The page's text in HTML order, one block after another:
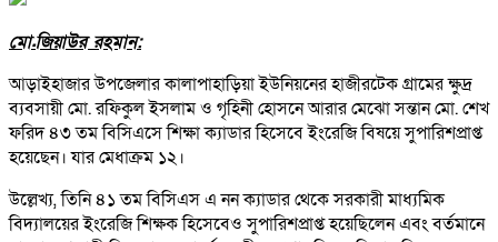
মো.জিয়াউর রহমান:
আড়াইহাজার উপজেলার কালাপাহাড়িয়া ইউনিয়নের হাজীরটেক গ্রামের ক্ষুদ্র
ব্যবসায়ী মো. রফিকুল ইসলাম ও গৃহিনী হোসনে আরার মেঝো সন্তান মো. শেখ
ফরিদ ৪৩ তম বিসিএসে শিক্ষা ক্যাডার হিসেবে ইংরেজি বিষয়ে সুপারিশপ্রাপ্ত
হয়েছেন। যার মেধাক্রম ১২।
উল্লেখ্য, তিনি ৪১ তম বিসিএস এ নন ক্যাডার থেকে সরকারী মাধ্যমিক
বিদ্যালয়ের ইংরেজি শিক্ষক হিসেবেও সুপারিশপ্রাপ্ত হয়েছিলেন এবং বর্তমানে